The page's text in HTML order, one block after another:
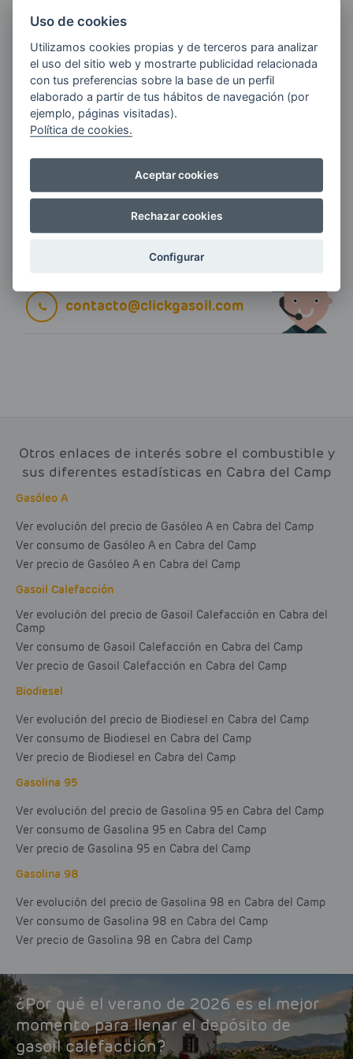
E-MAIL
Quiero recibir las últimas novedades de AVIA
Si tienes alguna duda durante el
contacto@clickgasoil.com
Otros enlaces de interés sobre el combustible y
sus diferentes estadísticas en Cabra del Camp
Gasóleo A
Ver evolución del precio de Gasóleo A en Cabra del Camp
Ver consumo de Gasóleo A en Cabra del Camp
Ver precio de Gasóleo A en Cabra del Camp
Gasoil Calefacción
Ver evolución del precio de Gasoil Calefacción en Cabra del
Camp
Ver consumo de Gasoil Calefacción en Cabra del Camp
Ver precio de Gasoil Calefacción en Cabra del Camp
Biodiesel
Ver evolución del precio de Biodiesel en Cabra del Camp
Ver consumo de Biodiesel en Cabra del Camp
Ver precio de Biodiesel en Cabra del Camp
Gasolina 95
Ver evolución del precio de Gasolina 95 en Cabra del Camp
Ver consumo de Gasolina 95 en Cabra del Camp
Ver precio de Gasolina 95 en Cabra del Camp
Gasolina 98
Ver evolución del precio de Gasolina 98 en Cabra del Camp
Ver consumo de Gasolina 98 en Cabra del Camp
Ver precio de Gasolina 98 en Cabra del Camp
¿Por qué el verano de 2026 es el mejor
momento para llenar el depósito de
gasoil calefacción?
Uso de cookies
Utilizamos cookies propias y de terceros para analizar
el uso del sitio web y mostrarte publicidad relacionada
con tus preferencias sobre la base de un perfil
elaborado a partir de tus hábitos de navegación (por
ejemplo, páginas visitadas).
Política de cookies.
Aceptar cookies
Rechazar cookies
Configurar